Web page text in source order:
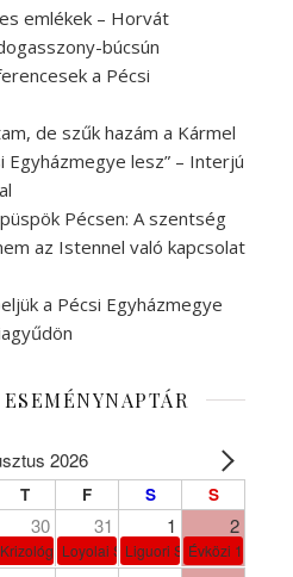
emlékek – Horvát
búcsún
a Pécsi
de szűk hazám a Kármel
lesz” – Interjú
Pécsen: A szentség
az Istennel való kapcsolat
a Pécsi Egyházmegye
2026
T F S S
30 31 1 2
Mária és Lázár
Krizológ Szent Péter
Loyolai Szent IgnácLiguori Szent Alfonz pk-et.
Évközi 18.